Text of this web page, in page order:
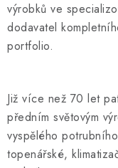
výrobků ve
dodavatel
portfolio.
Již více než 70 let
předním světovým
vyspělého
topenářské,